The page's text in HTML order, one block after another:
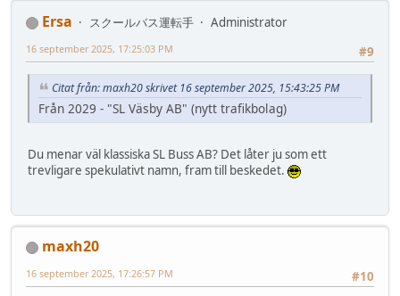
Ersa スクールバス運転手
Administrator
#9
16 september 2025, 17:25:03 PM
Citat från: maxh20 skrivet 16 september 2025, 15:43:25 PM
Från 2029 - "SL Väsby AB" (nytt trafikbolag)
Du menar väl klassiska SL Buss AB? Det låter ju som ett
trevligare spekulativt namn, fram till beskedet.
maxh20
#10
16 september 2025, 17:26:57 PM